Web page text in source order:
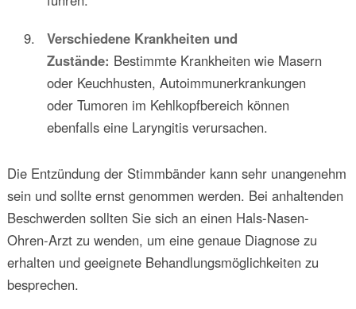
Verschiedene Krankheiten und
Zustände: Bestimmte Krankheiten wie Masern
oder Keuchhusten, Autoimmunerkrankungen
oder Tumoren im Kehlkopfbereich können
ebenfalls eine Laryngitis verursachen.
Die Entzündung der Stimmbänder kann sehr unangenehm
sein und sollte ernst genommen werden. Bei anhaltenden
Beschwerden sollten Sie sich an einen Hals-Nasen-
Ohren-Arzt zu wenden, um eine genaue Diagnose zu
erhalten und geeignete Behandlungsmöglichkeiten zu
besprechen.